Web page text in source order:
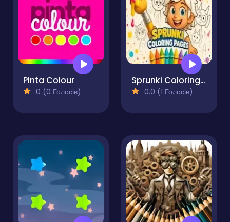
Pinta Colour
0 (0 Голосів)
Sprunki Coloring Pages
0.0 (1 Голосів)